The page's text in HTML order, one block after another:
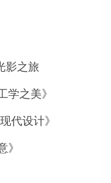
影之旅
之美》
代设计》